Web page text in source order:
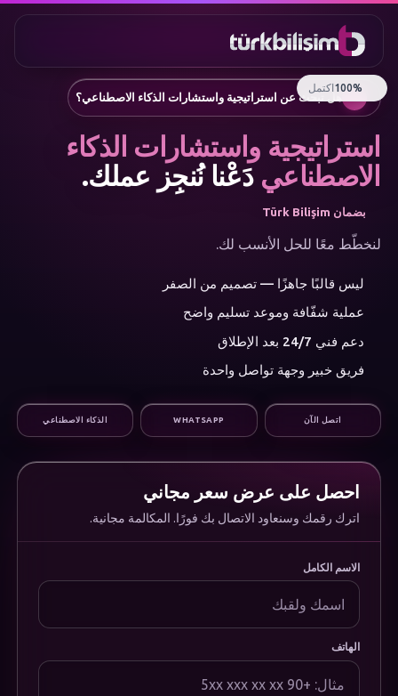
المفضلة
تطبيق جوال
روبوتات الدردشة ومساعدو العملاء
إدارة وسائل التواصل الاجتماعي
إعلانات جوجل والتسويق بالأداء
التجارة الإلكترونية
الذكاء الاصطناعي
الورشة
الخدمات
تطوير الويب
تطبيقات الجوال
التسويق الرقمي
البنية التحتية والدعم
من نحن
الوظائف
الوثائق
Uygulamamızı İndirin
سياسة الخصوصية
سياسة ملفات تعريف الارتباط
شروط الاستخدام
0216
755 3
555
العربيةهل تبحث عن استراتيجية واستشارات الذكاء الاصطناعي؟
استراتيجية واستشارات الذكاء
الاصطناعي دَعْنا نُنجِز عملك.
بضمان Türk Bilişim
لنخطّط معًا للحل الأنسب لك.
ليس قالبًا جاهزًا — تصميم من الصفر
عملية شفّافة وموعد تسليم واضح
دعم فني 24/7 بعد الإطلاق
فريق خبير وجهة تواصل واحدة
اتصل الآن WHATSAPP الذكاء الاصطناعي
احصل على عرض سعر مجاني
اترك رقمك وسنعاود الاتصال بك فورًا. المكالمة مجانية.
الاسم الكامل
الهاتف
100%اكتمل